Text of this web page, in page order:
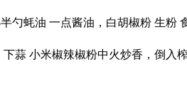
勺蚝油 一点酱油，白胡椒粉 生粉
蒜 小米椒辣椒粉中火炒香，倒